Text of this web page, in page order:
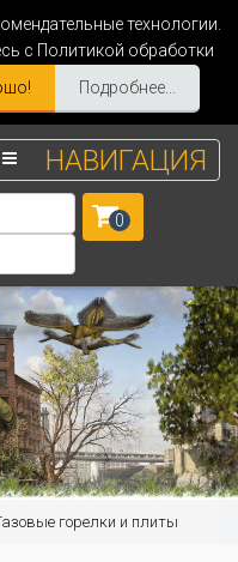
технологии.
с Политикой обработки
Подробнее...
НАВИГАЦИЯ
0
горелки и плиты